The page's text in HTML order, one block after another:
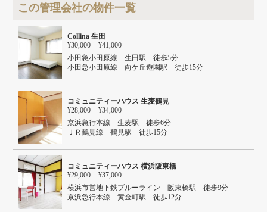
この管理会社の物件一覧
Collina 生田
¥30,000 - ¥41,000
小田急小田原線 生田駅 徒歩5分
小田急小田原線 向ケ丘遊園駅 徒歩15分
コミュニティーハウス 生麦鶴見
¥28,000 - ¥34,000
京浜急行本線 生麦駅 徒歩6分
ＪＲ鶴見線 鶴見駅 徒歩15分
コミュニティーハウス 横浜阪東橋
¥29,000 - ¥37,000
横浜市営地下鉄ブルーライン 阪東橋駅 徒歩9分
京浜急行本線 黄金町駅 徒歩12分